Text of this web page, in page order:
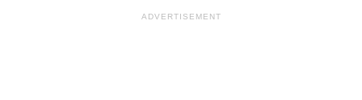
ADVERTISEMENT